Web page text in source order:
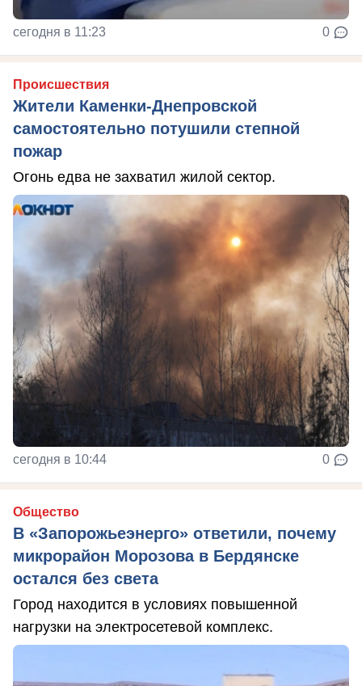
сегодня в 11:23 0
Происшествия
Жители Каменки-Днепровской
самостоятельно потушили степной
пожар
Огонь едва не захватил жилой сектор.
сегодня в 10:44 0
Общество
В «Запорожьеэнерго» ответили, почему
микрорайон Морозова в Бердянске
остался без света
Город находится в условиях повышенной
нагрузки на электросетевой комплекс.